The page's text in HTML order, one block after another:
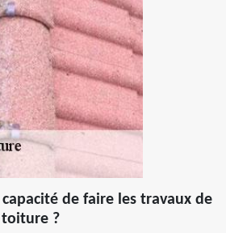
de faire les travaux de
toiture ?